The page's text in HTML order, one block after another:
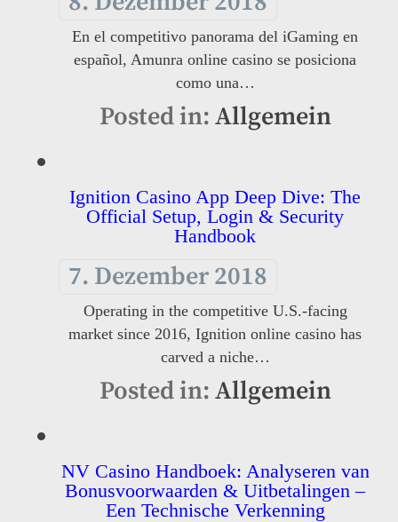
En el competitivo panorama del iGaming en
español, Amunra online casino se posiciona
como una…
Posted in: Allgemein
Ignition Casino App Deep Dive: The
Official Setup, Login & Security
Handbook
7. Dezember 2018
Operating in the competitive U.S.-facing
market since 2016, Ignition online casino has
carved a niche…
Posted in: Allgemein
NV Casino Handboek: Analyseren van
Bonusvoorwaarden & Uitbetalingen –
Een Technische Verkenning